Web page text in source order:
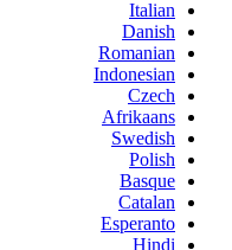
Italian
Danish
Romanian
Indonesian
Czech
Afrikaans
Swedish
Polish
Basque
Catalan
Esperanto
Hindi